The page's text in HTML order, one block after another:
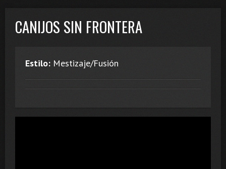
CANIJOS SIN FRONTERA
Estilo: Mestizaje/Fusión